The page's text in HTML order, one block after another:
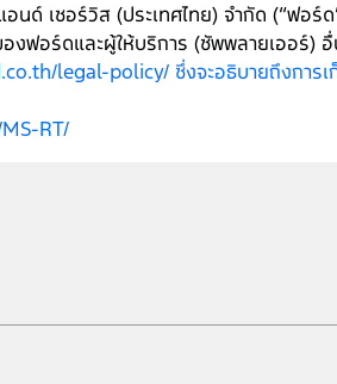
เซอร์วิส (ประเทศไทย) จำกัด (“ฟอร์
ฟอร์ดและผู้ให้บริการ (ซัพพลายเออร์)
legal-policy/ ซึ่งจะอธิบายถึงการ
RT/